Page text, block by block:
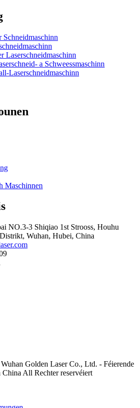
Laserschneidmaschinn
a Schweessmaschinn
Laserschneidmaschinn
Maschinnen
NO.3-3 Shiqiao 1st Strooss, Houhu
Wuhan, Hubei, China
Golden Laser Co., Ltd. - Féierende
China All Rechter reservéiert